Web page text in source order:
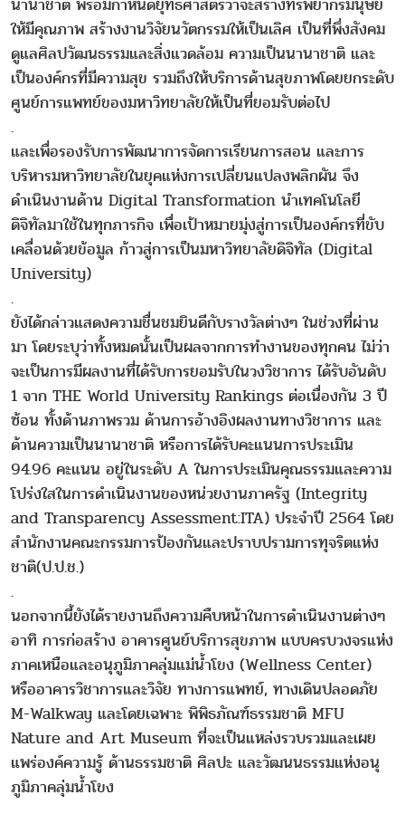
ให้มีคุณภาพ สร้างงานวิจัยนวัตกรรมให้เป็นเลิศ เป็นที่พึ่งสังคม
ดูแลศิลปวัฒนธรรมและสิ่งแวดล้อม ความเป็นนานาชาติ และ
เป็นองค์กรที่มีความสุข รวมถึงให้บริการด้านสุขภาพโดยยกระดับ
ศูนย์การแพทย์ของมหาวิทยาลัยให้เป็นที่ยอมรับต่อไป
.
และเพื่อรองรับการพัฒนาการจัดการเรียนการสอน และการ
บริหารมหาวิทยาลัยในยุคแห่งการเปลี่ยนแปลงพลิกผัน จึง
ดำเนินงานด้าน Digital Transformation นำเทคโนโลยี
ดิจิทัลมาใช้ในทุกภารกิจ เพื่อเป้าหมายมุ่งสู่การเป็นองค์กรที่ขับ
เคลื่อนด้วยข้อมูล ก้าวสู่การเป็นมหาวิทยาลัยดิจิทัล (Digital
University)
.
ยังได้กล่าวแสดงความชื่นชมยินดีกับรางวัลต่างๆ ในช่วงที่ผ่าน
มา โดยระบุว่าทั้งหมดนั้นเป็นผลจากการทำงานของทุกคน ไม่ว่า
จะเป็นการมีผลงานที่ได้รับการยอมรับในวงวิชาการ ได้รับอันดับ
1 จาก THE World University Rankings ต่อเนื่องกัน 3 ปี
ซ้อน ทั้งด้านภาพรวม ด้านการอ้างอิงผลงานทางวิชาการ และ
ด้านความเป็นนานาชาติ หรือการได้รับคะแนนการประเมิน
94.96 คะแนน อยู่ในระดับ A ในการประเมินคุณธรรมและความ
โปร่งใสในการดำเนินงานของหน่วยงานภาครัฐ (Integrity
and Transparency Assessment:ITA) ประจำปี 2564 โดย
สำนักงานคณะกรรมการป้องกันและปราบปรามการทุจริตแห่ง
ชาติ(ป.ป.ช.)
.
นอกจากนี้ยังได้รายงานถึงความคืบหน้าในการดำเนินงานต่างๆ
อาทิ การก่อสร้าง อาคารศูนย์บริการสุขภาพ แบบครบวงจรแห่ง
ภาคเหนือและอนุภูมิภาคลุ่มแม่น้ำโขง (Wellness Center)
หรืออาคารวิชาการและวิจัย ทางการแพทย์, ทางเดินปลอดภัย
M-Walkway และโดยเฉพาะ พิพิธภัณฑ์ธรรมชาติ MFU
Nature and Art Museum ที่จะเป็นแหล่งรวบรวมและเผย
แพร่องค์ความรู้ ด้านธรรมชาติ ศิลปะ และวัฒนนธรรมแห่งอนุ
ภูมิภาคลุ่มน้ำโขง